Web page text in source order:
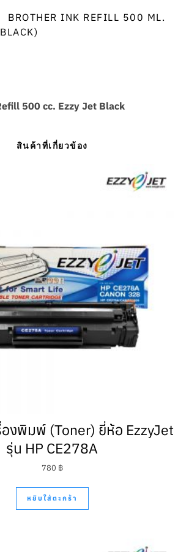
BROTHER INK REFILL 500 ML.
รนด์
500 cc. Ezzy Jet Black
สินค้าที่เกี่ยวข้อง
งพิมพ์ (Toner) ยี่ห้อ EzzyJet
รุ่น HP CE278A
780 ฿
หยิบใส่ตะกร้า